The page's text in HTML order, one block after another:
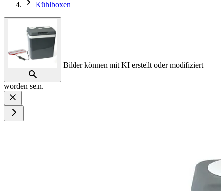
Kühlboxen
Bilder können mit KI erstellt oder modifiziert
worden sein.